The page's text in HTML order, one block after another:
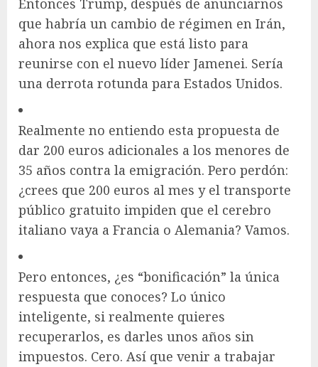
Entonces Trump, después de anunciarnos
que habría un cambio de régimen en Irán,
ahora nos explica que está listo para
reunirse con el nuevo líder Jamenei. Sería
una derrota rotunda para Estados Unidos.
Realmente no entiendo esta propuesta de
dar 200 euros adicionales a los menores de
35 años contra la emigración. Pero perdón:
¿crees que 200 euros al mes y el transporte
público gratuito impiden que el cerebro
italiano vaya a Francia o Alemania? Vamos.
Pero entonces, ¿es “bonificación” la única
respuesta que conoces? Lo único
inteligente, si realmente quieres
recuperarlos, es darles unos años sin
impuestos. Cero. Así que venir a trabajar